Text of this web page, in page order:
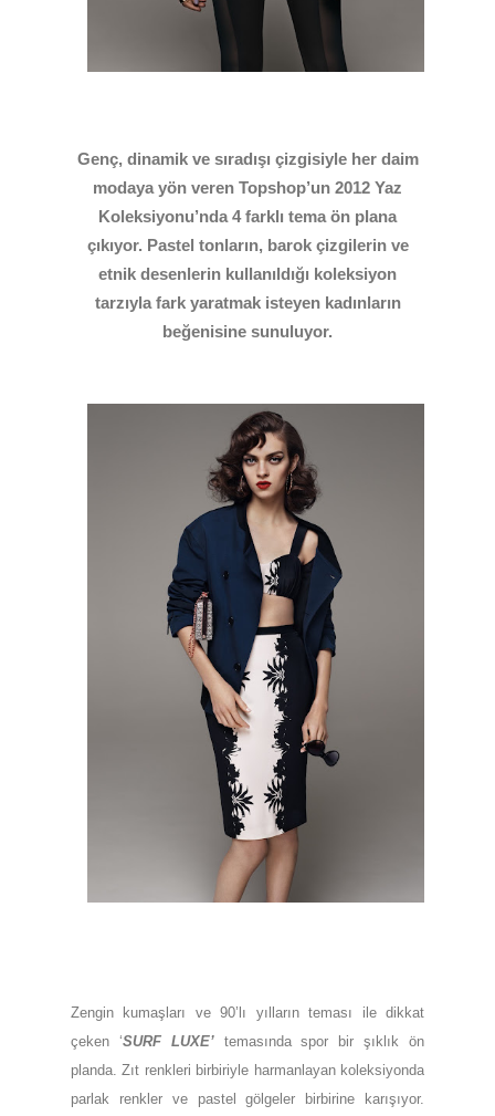
Genç, dinamik ve sıradışı çizgisiyle her daim
modaya yön veren Topshop’un 2012 Yaz
Koleksiyonu’nda 4 farklı tema ön plana
çıkıyor. Pastel tonların, barok çizgilerin ve
etnik desenlerin kullanıldığı koleksiyon
tarzıyla fark yaratmak isteyen kadınların
beğenisine sunuluyor.
Zengin kumaşları ve 90’lı yılların teması ile dikkat
çeken ‘SURF LUXE’temasında spor bir şıklık ön
planda. Zıt renkleri birbiriyle harmanlayan koleksiyonda
parlak renkler ve pastel gölgeler birbirine karışıyor.